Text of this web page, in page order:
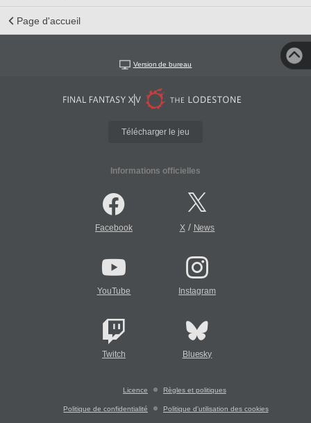
Page d'accueil
Version de bureau
Télécharger le jeu
Informations officielles
Facebook X/ News
YouTube Instagram
Twitch Bluesky
Licence Règles et politiques
Politique de confidentialité Politique d'utilisation des cookies